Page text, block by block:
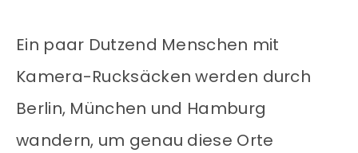
Ein paar Dutzend Menschen mit
Kamera-Rucksäcken werden durch
Berlin, München und Hamburg
wandern, um genau diese Orte